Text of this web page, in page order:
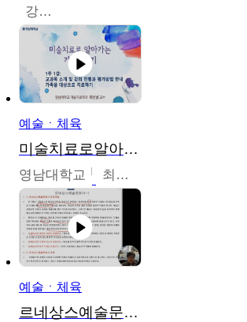
강경아
예술ㆍ체육
미술치료로알아가는가족이야기
영남대학교 최선남
예술ㆍ체육
르네상스예술문화사